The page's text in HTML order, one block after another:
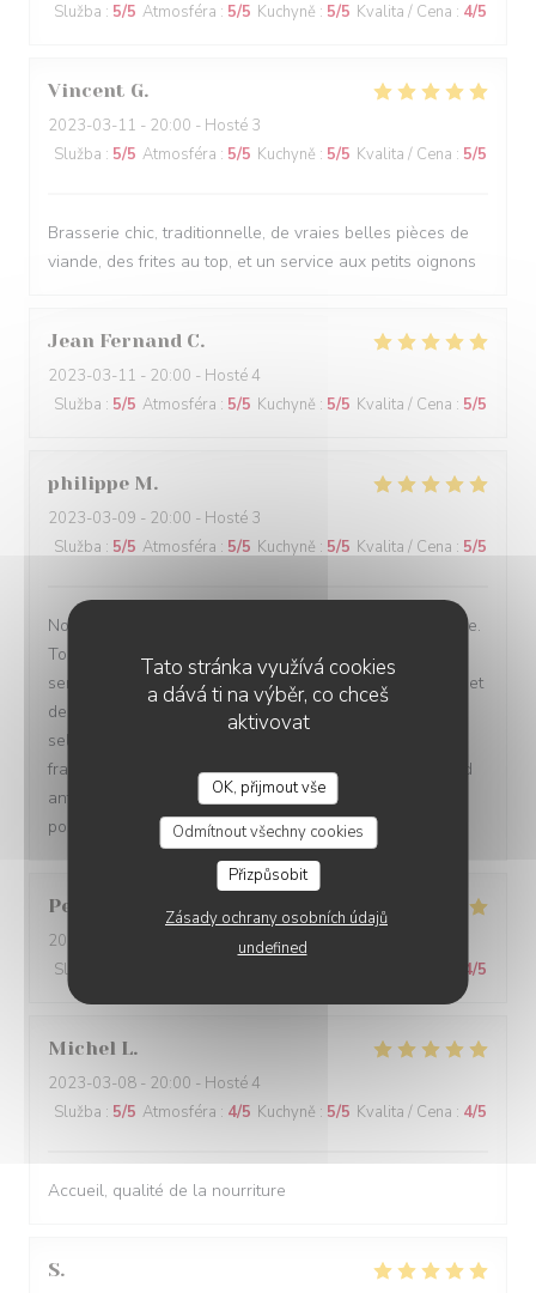
Tato stránka využívá cookies
a dává ti na výběr, co chceš
aktivovat
OK, přijmout vše
Odmítnout všechny cookies
Přizpůsobit
Zásady ochrany osobních údajů
undefined
Služba : 5/5 Atmosféra : 5/5 Kuchyně : 5/5 Kvalita / Cena : 4/5
Vincent G
2023-03-11 - 20:00 - Hosté 3
Služba : 5/5 Atmosféra : 5/5 Kuchyně : 5/5 Kvalita / Cena : 5/5
Brasserie chic, traditionnelle, de vraies belles pièces de
viande, des frites au top, et un service aux petits oignons
Jean Fernand C
2023-03-11 - 20:00 - Hosté 4
Služba : 5/5 Atmosféra : 5/5 Kuchyně : 5/5 Kvalita / Cena : 5/5
philippe M
2023-03-09 - 20:00 - Hosté 3
Služba : 5/5 Atmosféra : 5/5 Kuchyně : 5/5 Kvalita / Cena : 5/5
Nous recommandons ce restaurant sans réserve aucune.
Tout était parfait. De l accueil aux mets qui nous ont été
servis excellent foie gras cuisson parfaite de la volaille et
de magnifiques crêpes Suzette réalisées devant nous
selon les règles de l art.De la grande cuisine classique
française excellemment réalisée. I e magnifique soirée d
anthologie. Nous y reviendrons il n y a pas de doute
possible. Merci pour la cuisine et votre prévenance.
Peter
2023-03-09
- 12:30 - Hosté 3
Služba
4/5
Michel L
2023-03-08 - 20:00 - Hosté 4
Služba : 5/5 Atmosféra : 4/5 Kuchyně : 5/5 Kvalita / Cena : 4/5
Accueil, qualité de la nourriture
S
D'CHEZ EUX